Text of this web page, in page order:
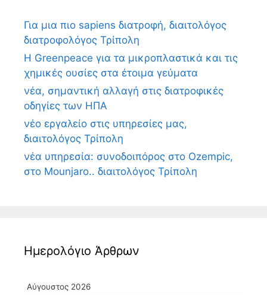
Για μια πιο sapiens διατροφή, διαιτολόγος
διατροφολόγος Τρίπολη
Η Greenpeace για τα μικροπλαστικά και τις
χημικές ουσίες στα έτοιμα γεύματα
νέα, σημαντική αλλαγή στις διατροφικές
οδηγίες των ΗΠΑ
νέο εργαλείο στις υπηρεσίες μας,
διαιτολόγος Τρίπολη
νέα υπηρεσία: συνοδοιπόρος στο Ozempic,
στο Mounjaro.. διαιτολόγος Τρίπολη
Ημερολόγιο Άρθρων
Αύγουστος 2026